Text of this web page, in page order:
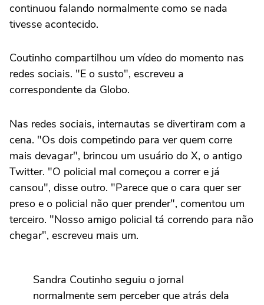
continuou falando normalmente como se nada
tivesse acontecido.
Coutinho compartilhou um vídeo do momento nas
redes sociais. "E o susto", escreveu a
correspondente da Globo.
Nas redes sociais, internautas se divertiram com a
cena. "Os dois competindo para ver quem corre
mais devagar", brincou um usuário do X, o antigo
Twitter. "O policial mal começou a correr e já
cansou", disse outro. "Parece que o cara quer ser
preso e o policial não quer prender", comentou um
terceiro. "Nosso amigo policial tá correndo para não
chegar", escreveu mais um.
Sandra Coutinho seguiu o jornal
normalmente sem perceber que atrás dela